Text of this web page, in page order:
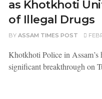
as Khotkhoti
of Illegal Drugs
BY ASSAM TIMES POST
Khotkhoti Police in
significant breakthrough on